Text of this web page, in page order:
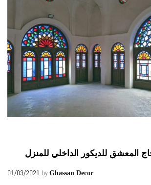
المعشق للديكور الداخلي للمنزل
01/03/2021 by Ghassan Decor